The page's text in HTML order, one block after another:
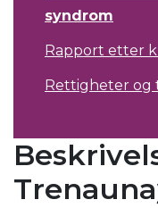
syndrom
Rapport etter
Rettigheter og